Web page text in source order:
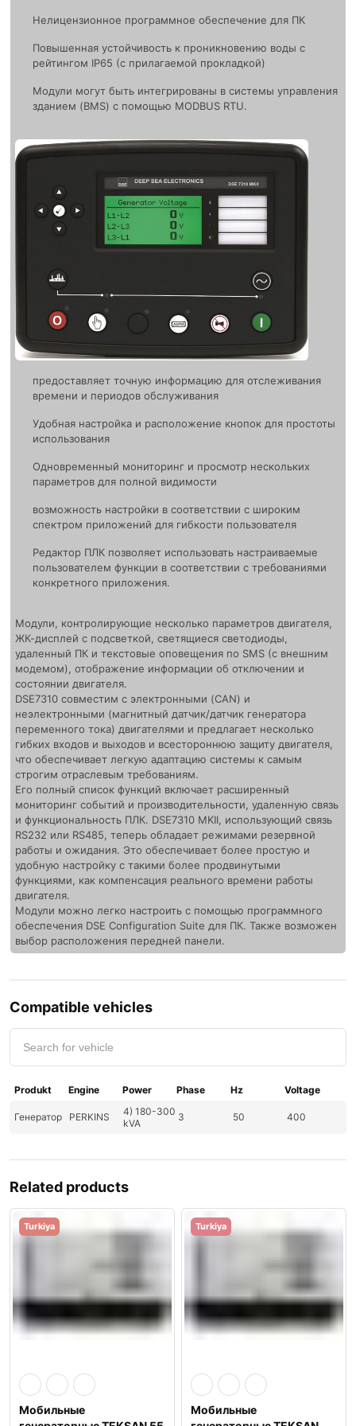
Нелицензионное программное обеспечение для ПК
Повышенная устойчивость к проникновению воды с
рейтингом IP65 (с прилагаемой прокладкой)
Модули могут быть интегрированы в системы управления
зданием (BMS) с помощью MODBUS RTU.
предоставляет точную информацию для отслеживания
времени и периодов обслуживания
Удобная настройка и расположение кнопок для простоты
использования
Одновременный мониторинг и просмотр нескольких
параметров для полной видимости
возможность настройки в соответствии с широким
спектром приложений для гибкости пользователя
Редактор ПЛК позволяет использовать настраиваемые
пользователем функции в соответствии с требованиями
конкретного приложения.
Модули, контролирующие несколько параметров двигателя,
ЖК-дисплей с подсветкой, светящиеся светодиоды,
удаленный ПК и текстовые оповещения по SMS (с внешним
модемом), отображение информации об отключении и
состоянии двигателя.
DSE7310 совместим с электронными (CAN) и
неэлектронными (магнитный датчик/датчик генератора
переменного тока) двигателями и предлагает несколько
гибких входов и выходов и всестороннюю защиту двигателя,
что обеспечивает легкую адаптацию системы к самым
строгим отраслевым требованиям.
Его полный список функций включает расширенный
мониторинг событий и производительности, удаленную связь
и функциональность ПЛК. DSE7310 MKII, использующий связь
RS232 или RS485, теперь обладает режимами резервной
работы и ожидания. Это обеспечивает более простую и
удобную настройку с такими более продвинутыми
функциями, как компенсация реального времени работы
двигателя.
Модули можно легко настроить с помощью программного
обеспечения DSE Configuration Suite для ПК. Также возможен
выбор расположения передней панели.
Compatible vehicles
Produkt Engine Power Phase Hz Voltage
Генератор PERKINS
4) 180-300
kVA
3 50 400
Related products
Turkiya
Мобильные
Turkiya
Мобильные